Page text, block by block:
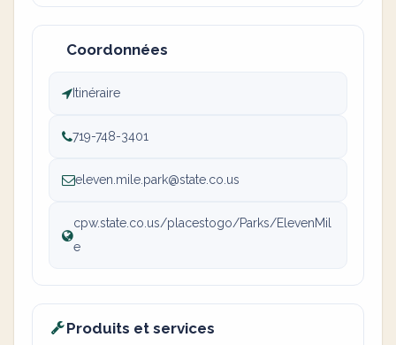
Coordonnées
Itinéraire
719-748-3401
eleven.mile.park@state.co.us
cpw.state.co.us/placestogo/Parks/ElevenMil
e
Produits et services